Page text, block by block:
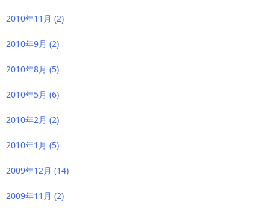
2010年11月 (2)
2010年9月 (2)
2010年8月 (5)
2010年5月 (6)
2010年2月 (2)
2010年1月 (5)
2009年12月 (14)
2009年11月 (2)